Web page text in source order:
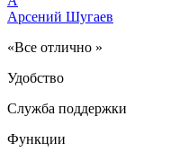
Арсений Шугаев
«Все отлично »
Удобство
Служба поддержки
Функции